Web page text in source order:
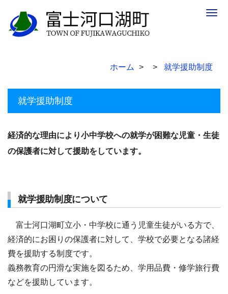
ホーム 就学援助制度
就学援助制度
経済的な理由により小中学校への就学が困難な児童・生徒
の保護者に対して援助をしています。
就学援助制度について
富士河口湖町立小・中学校に通う児童生徒がいる方で、
経済的にお困りの保護者に対して、学校で必要となる諸経
費を援助する制度です。
義務教育の円滑な実施を図るため、学用品費・修学旅行費
などを援助しています。